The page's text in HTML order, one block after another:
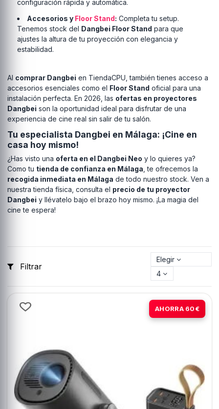
configuración rápida y automática.
Accesorios y Floor Stand: Completa tu setup.
Tenemos stock del Dangbei Floor Stand para que
ajustes la altura de tu proyección con elegancia y
estabilidad.
Al comprar Dangbei en TiendaCPU, también tienes acceso a
accesorios esenciales como el Floor Stand oficial para una
instalación perfecta. En 2026, las ofertas en proyectores
Dangbei son la oportunidad ideal para disfrutar de una
experiencia de cine real sin salir de tu salón.
Tu especialista Dangbei en Málaga: ¡Cine en
casa hoy mismo!
¿Has visto una oferta en el Dangbei Neo y lo quieres ya?
Como tu tienda de confianza en Málaga , te ofrecemos la
recogida inmediata en Málaga de todo nuestro stock. Ven a
nuestra tienda física, consulta el precio de tu proyector
Dangbei y llévatelo bajo el brazo hoy mismo. ¡La magia del
cine te espera!
Filtrar
Elegir
4
AHORRA 60€
-11%